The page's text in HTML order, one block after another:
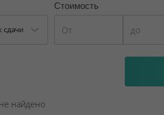
сдачи
Стоимость
найдено